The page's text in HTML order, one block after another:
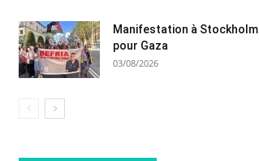
Manifestation à Stockholm
pour Gaza
03/08/2026